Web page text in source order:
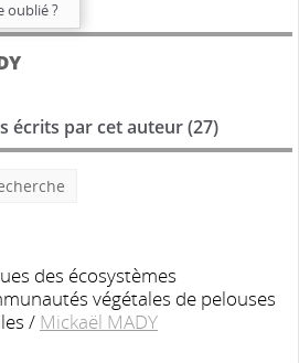
écrits par cet auteur (27)
des écosystèmes
végétales de pelouses
/ Mickaël MADY
oublié ?